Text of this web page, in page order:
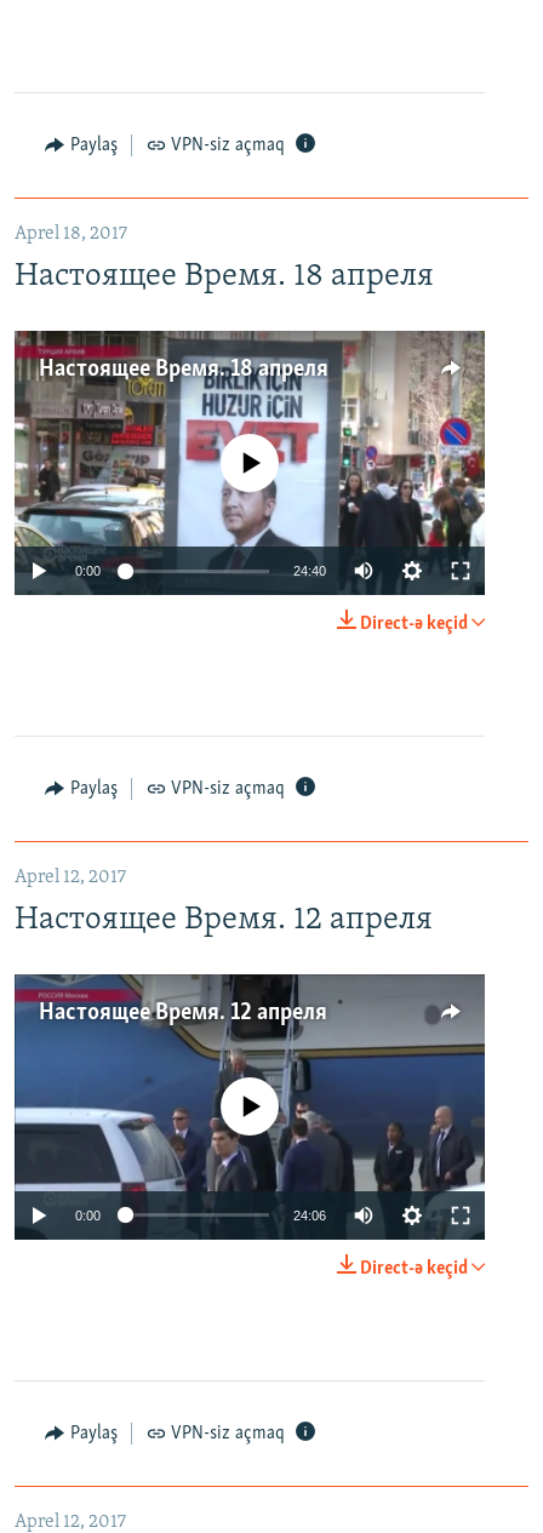
Paylaş VPN-siz açmaq
Aprel 18, 2017
Настоящее Время. 18 апреля
Настоящее Время. 18 апреля
No media source currently available
0:00 24:40
Direct-ə keçid
Paylaş VPN-siz açmaq
Aprel 12, 2017
Настоящее Время. 12 апреля
Настоящее Время. 12 апреля
No media source currently available
0:00 24:06
Direct-ə keçid
Paylaş VPN-siz açmaq
Aprel 12, 2017